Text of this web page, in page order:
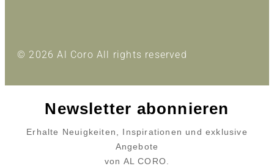
© 2026 Al Coro All rights reserved
Newsletter abonnieren
Erhalte Neuigkeiten, Inspirationen und exklusive
Angebote
von AL CORO.